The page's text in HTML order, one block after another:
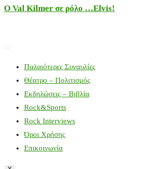
Ο Val Kilmer σε ρόλο …Elvis!
Παλαιότερες Συναυλίες
Θέατρο – Πολιτισμός
Εκδηλώσεις – Βιβλία
Rock&Sports
Rock Interviews
Όροι Χρήσης
Επικοινωνία